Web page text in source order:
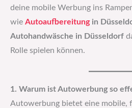
deine mobile Werbung ins
wie Autoaufbereitungin
Autohandwäsche in Düsseldorf
Rolle spielen können.
1. Warum ist Autowerbung so
Autowerbung bietet eine mobile,